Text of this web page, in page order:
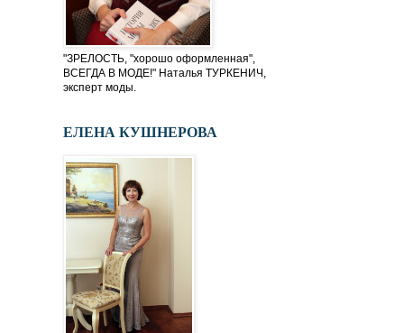
"ЗРЕЛОСТЬ, "хорошо оформленная",
ВСЕГДА В МОДЕ!" Наталья ТУРКЕНИЧ,
эксперт моды.
ЕЛЕНА КУШНЕРОВА